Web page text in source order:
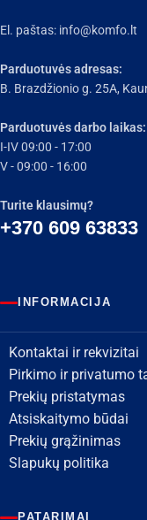
El. paštas: info@komfo.lt
Parduotuvės adresas:
B. Brazdžionio g. 25A,
Parduotuvės darbo laikas:
I-IV 09:00 - 17:00
V - 09:00 - 16:00
Turite klausimų?
+370 609 63833
INFORMACIJA
Kontaktai ir rekvizitai
Pirkimo ir privatumo
Prekių pristatymas
Atsiskaitymo būdai
Prekių grąžinimas
Slapukų politika
PATARIMAI